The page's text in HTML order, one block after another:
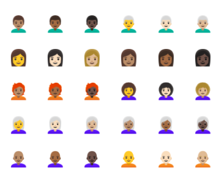
👨🏽‍🦱 👨🏾‍🦱 👨🏿‍🦱 👨‍🦳 👨🏻‍🦳 👨🏼‍🦳
👩 👩🏻 👩🏼 👩🏽 👩🏾 👩🏿
🧑🏽‍🦰 🧑🏾‍🦰 🧑🏿‍🦰 👩‍🦱 👩🏻‍🦱 👩🏼‍🦱
👩‍🦳 👩🏻‍🦳 👩🏼‍🦳 👩🏽‍🦳 👩🏾‍🦳 👩🏿‍🦳
👩🏽‍🦲 👩🏾‍🦲 👩🏿‍🦲 🧑‍🦲 🧑🏻‍🦲 🧑🏼‍🦲